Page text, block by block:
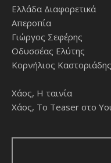
Ελλάδα Διαφορετικά
Απεροπία
Γιώργος Σεφέρης
Οδυσσέας Ελύτης
Κορνήλιος Καστοριάδης
Χάος, Η ταινία
Χάος, Το Teaser στο